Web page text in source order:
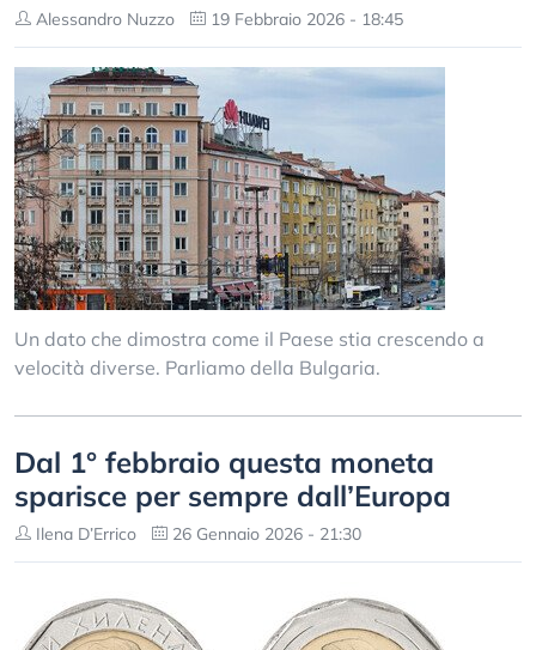
Alessandro Nuzzo 19 Febbraio 2026 - 18:45
Un dato che dimostra come il Paese stia crescendo a
velocità diverse. Parliamo della Bulgaria.
Dal 1° febbraio questa moneta
sparisce per sempre dall’Europa
Ilena D’Errico 26 Gennaio 2026 - 21:30